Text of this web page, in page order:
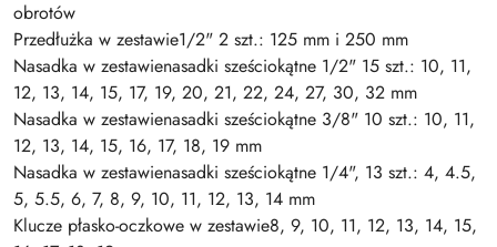
obrotów
Przedłużka w zestawie1/2" 2 szt.: 125 mm i 250 mm
Nasadka w zestawienasadki sześciokątne 1/2" 15 szt.: 10, 11,
12, 13, 14, 15, 17, 19, 20, 21, 22, 24, 27, 30, 32 mm
Nasadka w zestawienasadki sześciokątne 3/8" 10 szt.: 10, 11,
12, 13, 14, 15, 16, 17, 18, 19 mm
Nasadka w zestawienasadki sześciokątne 1/4", 13 szt.: 4, 4.5,
5, 5.5, 6, 7, 8, 9, 10, 11, 12, 13, 14 mm
Klucze płasko-oczkowe w zestawie8, 9, 10, 11, 12, 13, 14, 15,